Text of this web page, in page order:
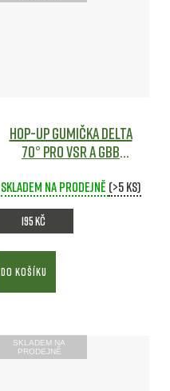
Hop-Up gumička DELTA
70° pro VSR a GBB
Airsoft
Skladem na prodejně (>5 ks)
195 Kč
DO KOŠÍKU
SKLADEM NA
PRODEJNĚ